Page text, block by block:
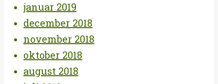
januar 2019
december 2018
november 2018
oktober 2018
august 2018